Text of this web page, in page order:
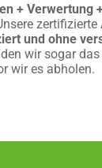
+ Verwertung
und ohne
wir sogar
wir es abholen.